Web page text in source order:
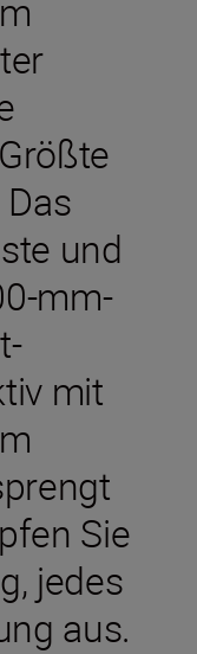
und
mm-
mit
Sie
jedes
aus.